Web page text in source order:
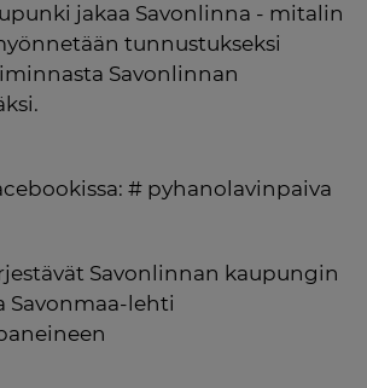
jakaa Savonlinna - mitalin
tunnustukseksi
Savonlinnan
# pyhanolavinpaiva
Savonlinnan kaupungin
lehti